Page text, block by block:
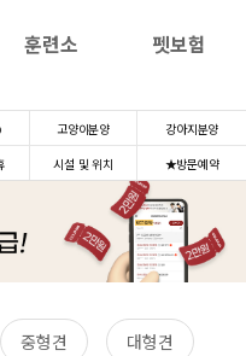
훈련소 펫보험
고양이분양
강아지분양
시설 및 위치 ★방문예약
중형견
대형견